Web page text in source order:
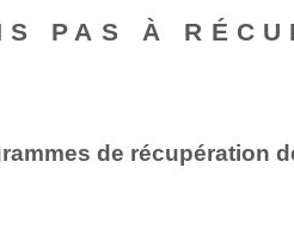
PAS À
de récupération